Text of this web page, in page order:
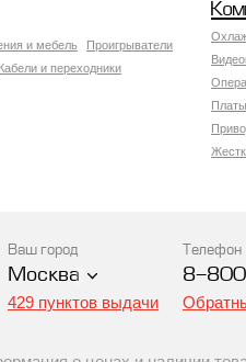
и мебель
Проигрыватели
Кабели и переходники
Ваш город
Москва
429 пунктов выдачи
Телефон
8-